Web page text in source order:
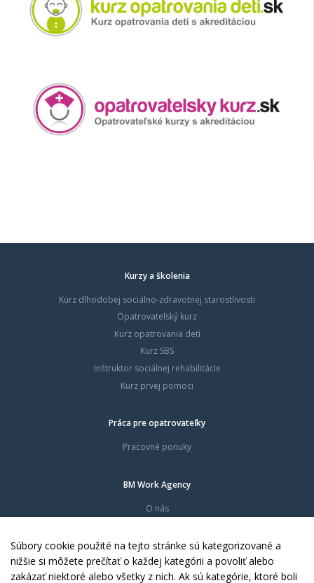
Kurzy a školenia
Kurz dlhodobej sociálno-zdravotnej starostlivosti
Opatrovateľský kurz
Kurz opatrovania detí
Kurz SBS
Inštruktor sociálnej rehabilitácie
Kurz prvej pomoci
Práca pre opatrovateľky
Pracovné ponuky
BM Work Agency
O nás
Dokumenty
Kontakty
Súbory cookie použité na tejto stránke sú kategorizované a
nižšie si môžete prečítať o každej kategórii a povoliť alebo
zakázať niektoré alebo všetky z nich. Ak sú kategórie, ktoré boli